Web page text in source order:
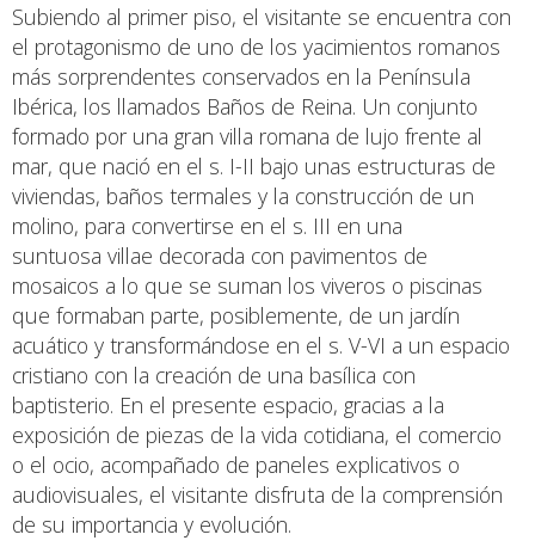
Subiendo al primer piso, el visitante se encuentra con
el protagonismo de uno de los yacimientos romanos
más sorprendentes conservados en la Península
Ibérica, los llamados Baños de Reina. Un conjunto
formado por una gran villa romana de lujo frente al
mar, que nació en el s. I-II bajo unas estructuras de
viviendas, baños termales y la construcción de un
molino, para convertirse en el s. III en una
suntuosa villae decorada con pavimentos de
mosaicos a lo que se suman los viveros o piscinas
que formaban parte, posiblemente, de un jardín
acuático y transformándose en el s. V-VI a un espacio
cristiano con la creación de una basílica con
baptisterio. En el presente espacio, gracias a la
exposición de piezas de la vida cotidiana, el comercio
o el ocio, acompañado de paneles explicativos o
audiovisuales, el visitante disfruta de la comprensión
de su importancia y evolución.